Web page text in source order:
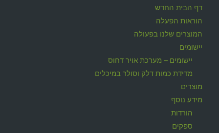
דף הבית החדש
הוראות הפעלה
המוצרים שלנו בפעולה
יישומים
יישומים – מערכת אויר דחוס
מדידת כמות דלק וסולר במיכלים
מוצרים
מידע נוסף
הורדות
ספקים